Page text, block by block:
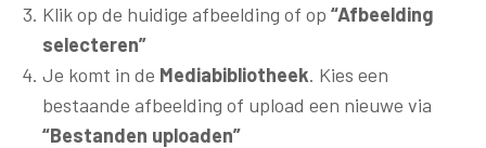
Klik op de huidige afbeelding of op “Afbeelding
selecteren”
Je komt in de Mediabibliotheek. Kies een
bestaande afbeelding of upload een nieuwe via
“Bestanden uploaden”